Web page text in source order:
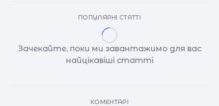
ПОПУЛЯРНІ СТАТТІ
Зачекайте, поки ми завантажимо для вас
найцікавіші статті
КОМЕНТАРІ